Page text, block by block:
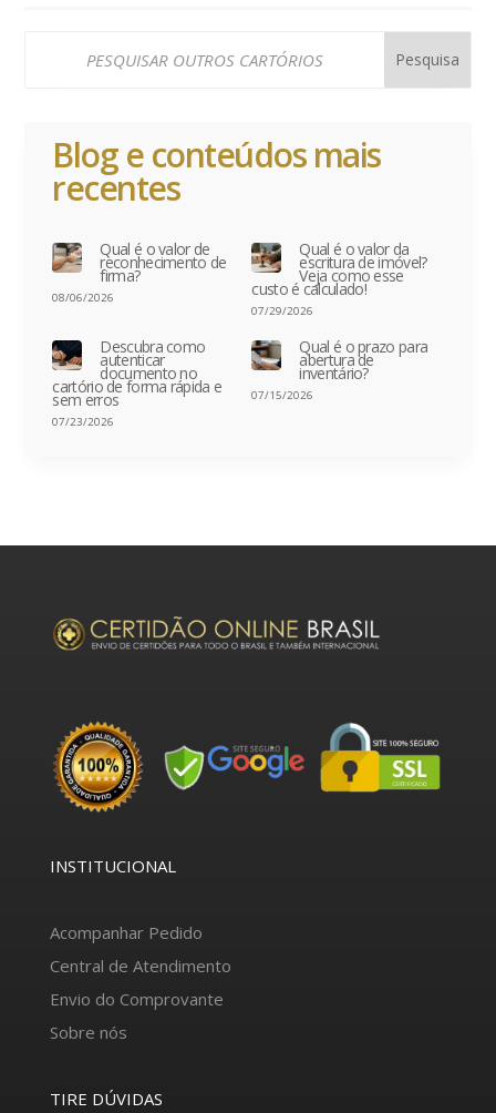
Blog e conteúdos mais
recentes
Qual é o valor de
reconhecimento de
firma?
08/06/2026
Qual é o valor da
escritura de imóvel?
Veja como esse
custo é calculado!
07/29/2026
Descubra como
autenticar
documento no
cartório de forma rápida e
sem erros
07/23/2026
Qual é o prazo para
abertura de
inventário?
07/15/2026
INSTITUCIONAL
Acompanhar Pedido
Central de Atendimento
Envio do Comprovante
Sobre nós
TIRE DÚVIDAS